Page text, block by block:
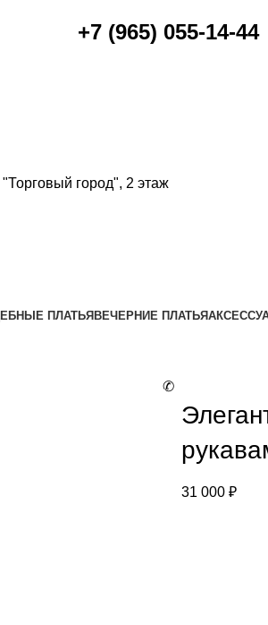
+7 (965) 055-14-44
город", 2 этаж
ПЛАТЬЯ ВЕЧЕРНИЕ ПЛАТЬЯ
✆
31 000 ₽